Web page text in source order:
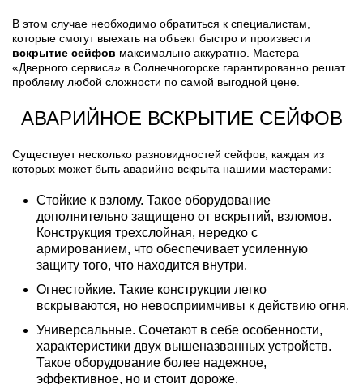
В этом случае необходимо обратиться к специалистам,
которые смогут выехать на объект быстро и произвести
вскрытие сейфов максимально аккуратно. Мастера
«Дверного сервиса» в Солнечногорске гарантированно решат
проблему любой сложности по самой выгодной цене.
АВАРИЙНОЕ ВСКРЫТИЕ СЕЙФОВ
Существует несколько разновидностей сейфов, каждая из
которых может быть аварийно вскрыта нашими мастерами:
Стойкие к взлому. Такое оборудование
дополнительно защищено от вскрытий, взломов.
Конструкция трехслойная, нередко с
армированием, что обеспечивает усиленную
защиту того, что находится внутри.
Огнестойкие. Такие конструкции легко
вскрываются, но невосприимчивы к действию огня.
Универсальные. Сочетают в себе особенности,
характеристики двух вышеназванных устройств.
Такое оборудование более надежное,
эффективное, но и стоит дороже.